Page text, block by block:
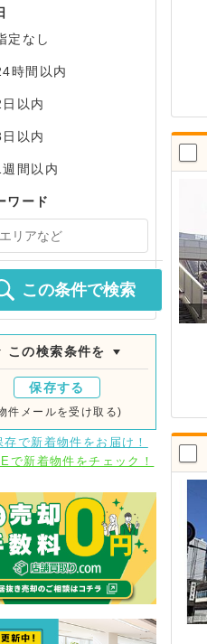
定なし
時間以内
日以内
以内
週間以内
ワード
この条件で検索
この検索条件を
保存する
件メールを受け取る)
存で新着物件をお届け！
で新着物件をチェック！